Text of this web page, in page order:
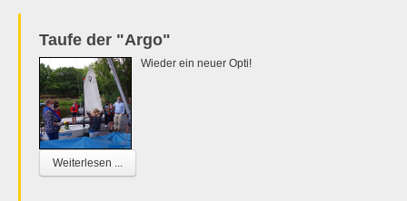
Taufe der "Argo"
Wieder ein neuer Opti!
Weiterlesen ...